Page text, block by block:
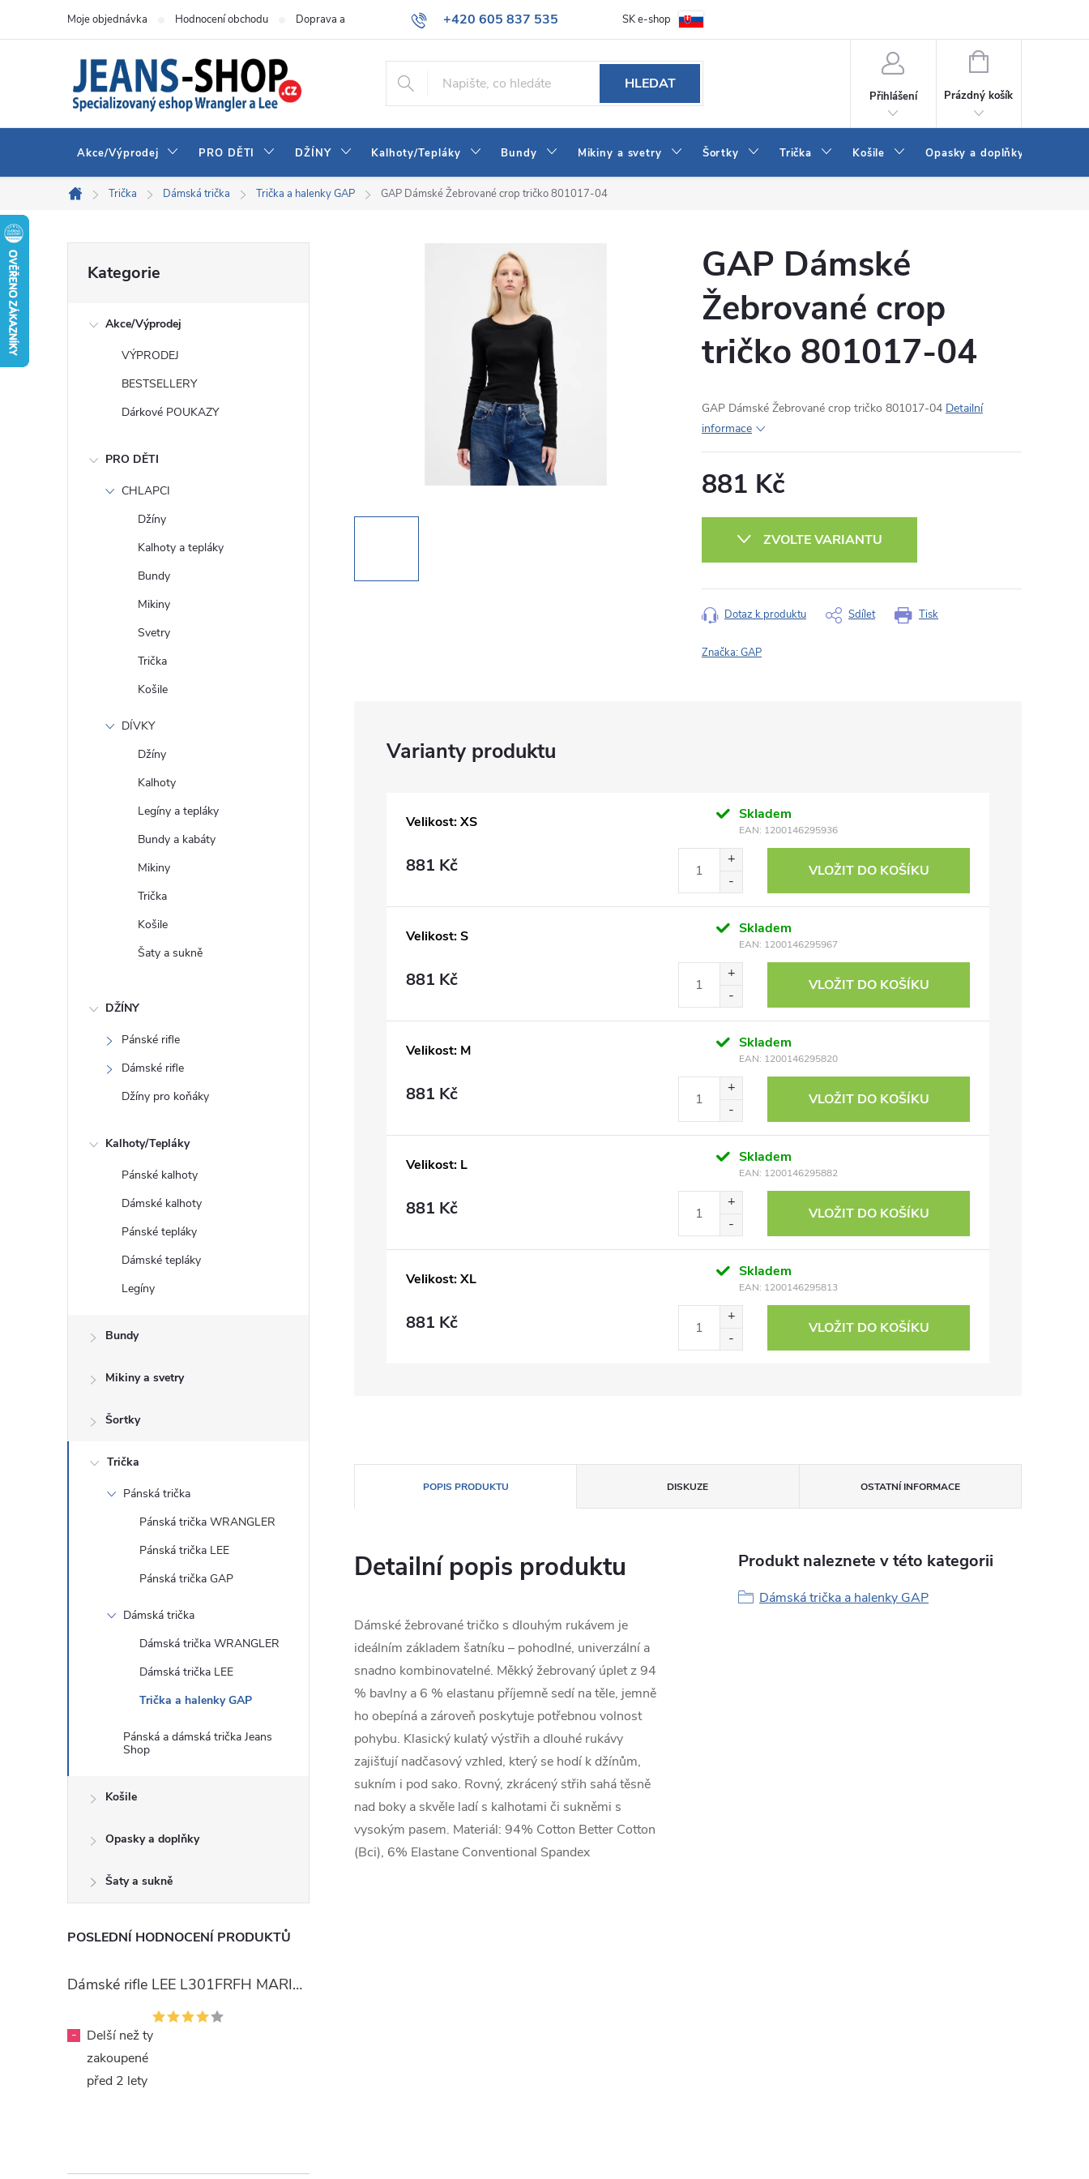
+420 605 837 535
info@jeans-shop.cz
Moje objednávka Hodnocení obchodu Doprava a platba Obchodní podmínky Naše prodejna Blog Kontakt
SK e-shop
HLEDAT
Přihlášení
NÁKUPNÍ
Prázdný košík
Akce/Výprodej PRO DĚTI DŽÍNY Kalhoty/Tepláky Bundy Mikiny a svetry Šortky Trička Košile Opasky a doplňky
Domů
Trička Dámská trička Trička a halenky GAP GAP Dámské Žebrované crop tričko 801017-04
kategorie
Kategorie
Akce/Výprodej
VÝPRODEJ
BESTSELLERY
Dárkové POUKAZY
PRO DĚTI
CHLAPCI
Džíny
Kalhoty a tepláky
Bundy
Mikiny
Svetry
Trička
Košile
DÍVKY
Džíny
Kalhoty
Legíny a tepláky
Bundy a kabáty
Mikiny
Trička
Košile
Šaty a sukně
DŽÍNY
Pánské rifle
Dámské rifle
Džíny pro koňáky
Kalhoty/Tepláky
Pánské kalhoty
Dámské kalhoty
Pánské tepláky
Dámské tepláky
Legíny
Bundy
Mikiny a svetry
Šortky
Trička
Pánská trička
Pánská trička WRANGLER
Pánská trička LEE
Pánská trička GAP
Dámská trička
Dámská trička WRANGLER
Dámská trička LEE
Trička a halenky GAP
Pánská a dámská trička Jeans
Shop
Košile
Opasky a doplňky
Šaty a sukně
POSLEDNÍ HODNOCENÍ PRODUKTŮ
Dámské rifle LEE L301FRFH MARION STRAIGHT RINSE
-
Delší než ty
zakoupené
před 2 lety
GAP Dámské
Žebrované crop
tričko 801017-04
GAP Dámské Žebrované crop tričko 801017-04 Detailní
informace
881 Kč
ZVOLTE VARIANTU
Tisk
Dotaz k produktu Sdílet
Značka:GAP
Velikost: XS Skladem
EAN: 1200146295936
881 Kč VLOŽIT DO KOŠÍKU
Velikost: S Skladem
EAN: 1200146295967
881 Kč VLOŽIT DO KOŠÍKU
Velikost: M Skladem
EAN: 1200146295820
881 Kč VLOŽIT DO KOŠÍKU
Velikost: L Skladem
EAN: 1200146295882
881 Kč VLOŽIT DO KOŠÍKU
Velikost: XL Skladem
EAN: 1200146295813
881 Kč VLOŽIT DO KOŠÍKU
POPIS PRODUKTU DISKUZE OSTATNÍ INFORMACE
Detailní popis produktu
Dámské žebrované tričko s dlouhým rukávem je
ideálním základem šatníku – pohodlné, univerzální a
snadno kombinovatelné. Měkký žebrovaný úplet z 94
% bavlny a 6 % elastanu příjemně sedí na těle, jemně
ho obepíná a zároveň poskytuje potřebnou volnost
pohybu. Klasický kulatý výstřih a dlouhé rukávy
zajišťují nadčasový vzhled, který se hodí k džínům,
sukním i pod sako. Rovný, zkrácený střih sahá těsně
nad boky a skvěle ladí s kalhotami či sukněmi s
vysokým pasem. Materiál: 94% Cotton Better Cotton
(Bci), 6% Elastane Conventional Spandex
Produkt naleznete v této kategorii
Dámská trička a halenky GAP